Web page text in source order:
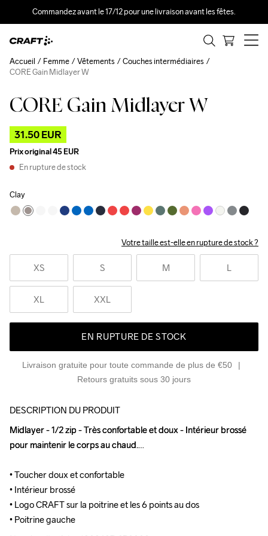
Commandez avant le 17/12 pour une livraison avant les fêtes.
CORE Gain Midlayer W
31.50 EUR
Prix original45 EUR
En rupture de stock
Clay
Votre taille est-elle en rupture de stock ?
XS S M L
XL XXL
EN RUPTURE DE STOCK
Livraison gratuite pour toute commande de plus de €50
Retours gratuits sous 30 jours
Accueil Femme Vêtements
Couches intermédiaires
CORE Gain Midlayer W
Outlet
DESCRIPTION DU PRODUIT
Midlayer - 1/2 zip - Très confortable et doux - Intérieur brossé
pour maintenir le corps au chaud.
• Toucher doux et confortable
• Intérieur brossé
• Logo CRAFT sur la poitrine et les 6 points au dos
• Poitrine gauche
Midlayer - 1/2 zip - Très confortable et doux - Intérieur brossé
pour maintenir le corps au chaud.
• Toucher doux et confortable
• Intérieur brossé
• Logo CRAFT sur la poitrine et les 6 points au dos
• Poitrine gauche